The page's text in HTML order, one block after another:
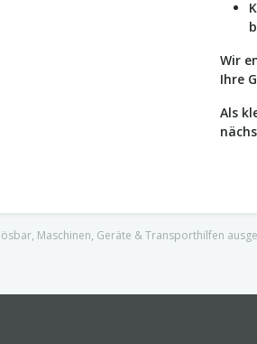
Wir
Ihre
Als
Maschinen, Geräte & Transporthilfen